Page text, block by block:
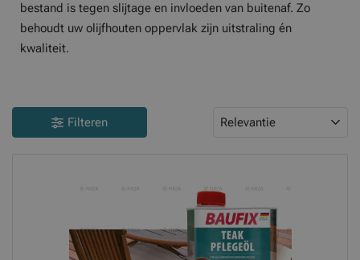
bestand is tegen slijtage en invloeden van buitenaf. Zo
behoudt uw olijfhouten oppervlak zijn uitstraling én
kwaliteit.
Filteren Relevantie